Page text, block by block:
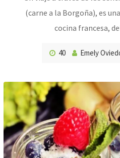
(carne a la Borgoña), es
cocina francesa,
40 Emely